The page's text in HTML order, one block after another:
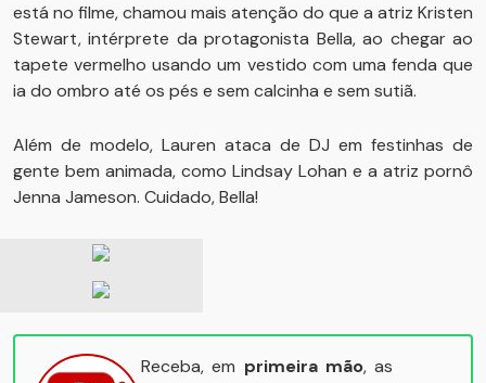
está no filme, chamou mais atenção do que a atriz Kristen
Stewart, intérprete da protagonista Bella, ao chegar ao
tapete vermelho usando um vestido com uma fenda que
ia do ombro até os pés e sem calcinha e sem sutiã.
Além de modelo, Lauren ataca de DJ em festinhas de
gente bem animada, como Lindsay Lohan e a atriz pornô
Jenna Jameson. Cuidado, Bella!
Receba, em primeira mão, as